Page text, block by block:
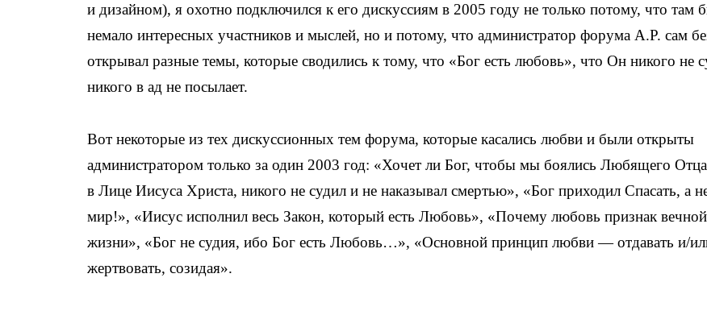
и дизайном), я охотно подключился к его дискуссиям в 2005 году не только потому, что там
немало интересных участников и мыслей, но и потому, что администратор форума А.Р. сам
открывал разные темы, которые сводились к тому, что «Бог есть любовь», что Он никого не
никого в ад не посылает.
Вот некоторые из тех дискуссионных тем форума, которые касались любви и были открыты
администратором только за один 2003 год: «Хочет ли Бог, чтобы мы боялись Любящего
в Лице Иисуса Христа, никого не судил и не наказывал смертью», «Бог приходил Спасать, а
мир!», «Иисус исполнил весь Закон, который есть Любовь», «Почему любовь признак вечной
жизни», «Бог не судия, ибо Бог есть Любовь…», «Основной принцип любви — отдавать и/
жертвовать, созидая».